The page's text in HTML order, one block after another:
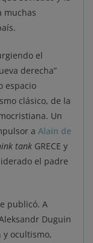
muchas
el
derecha”
espacio
clásico, de la
Un
a Alain de
tank GRECE y
el padre
publicó. A
Duguin
ocultismo,